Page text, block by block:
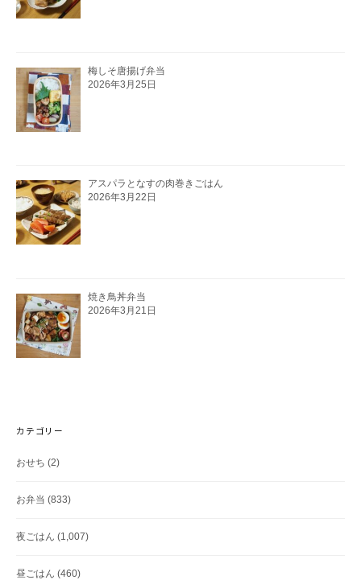
梅しそ唐揚げ弁当
2026年3月25日
アスパラとなすの肉巻きごはん
2026年3月22日
焼き鳥丼弁当
2026年3月21日
カテゴリー
おせち (2)
お弁当 (833)
夜ごはん (1,007)
昼ごはん (460)